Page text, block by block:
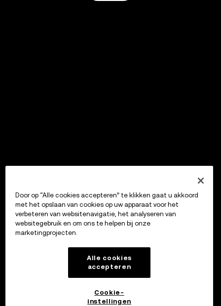
Door op “Alle cookies accepteren” te klikken gaat u akkoord
met het opslaan van cookies op uw apparaat voor het
verbeteren van websitenavigatie, het analyseren van
websitegebruik en om ons te helpen bij onze
marketingprojecten.
Alle cookies
accepteren
Cookie-
instellingen